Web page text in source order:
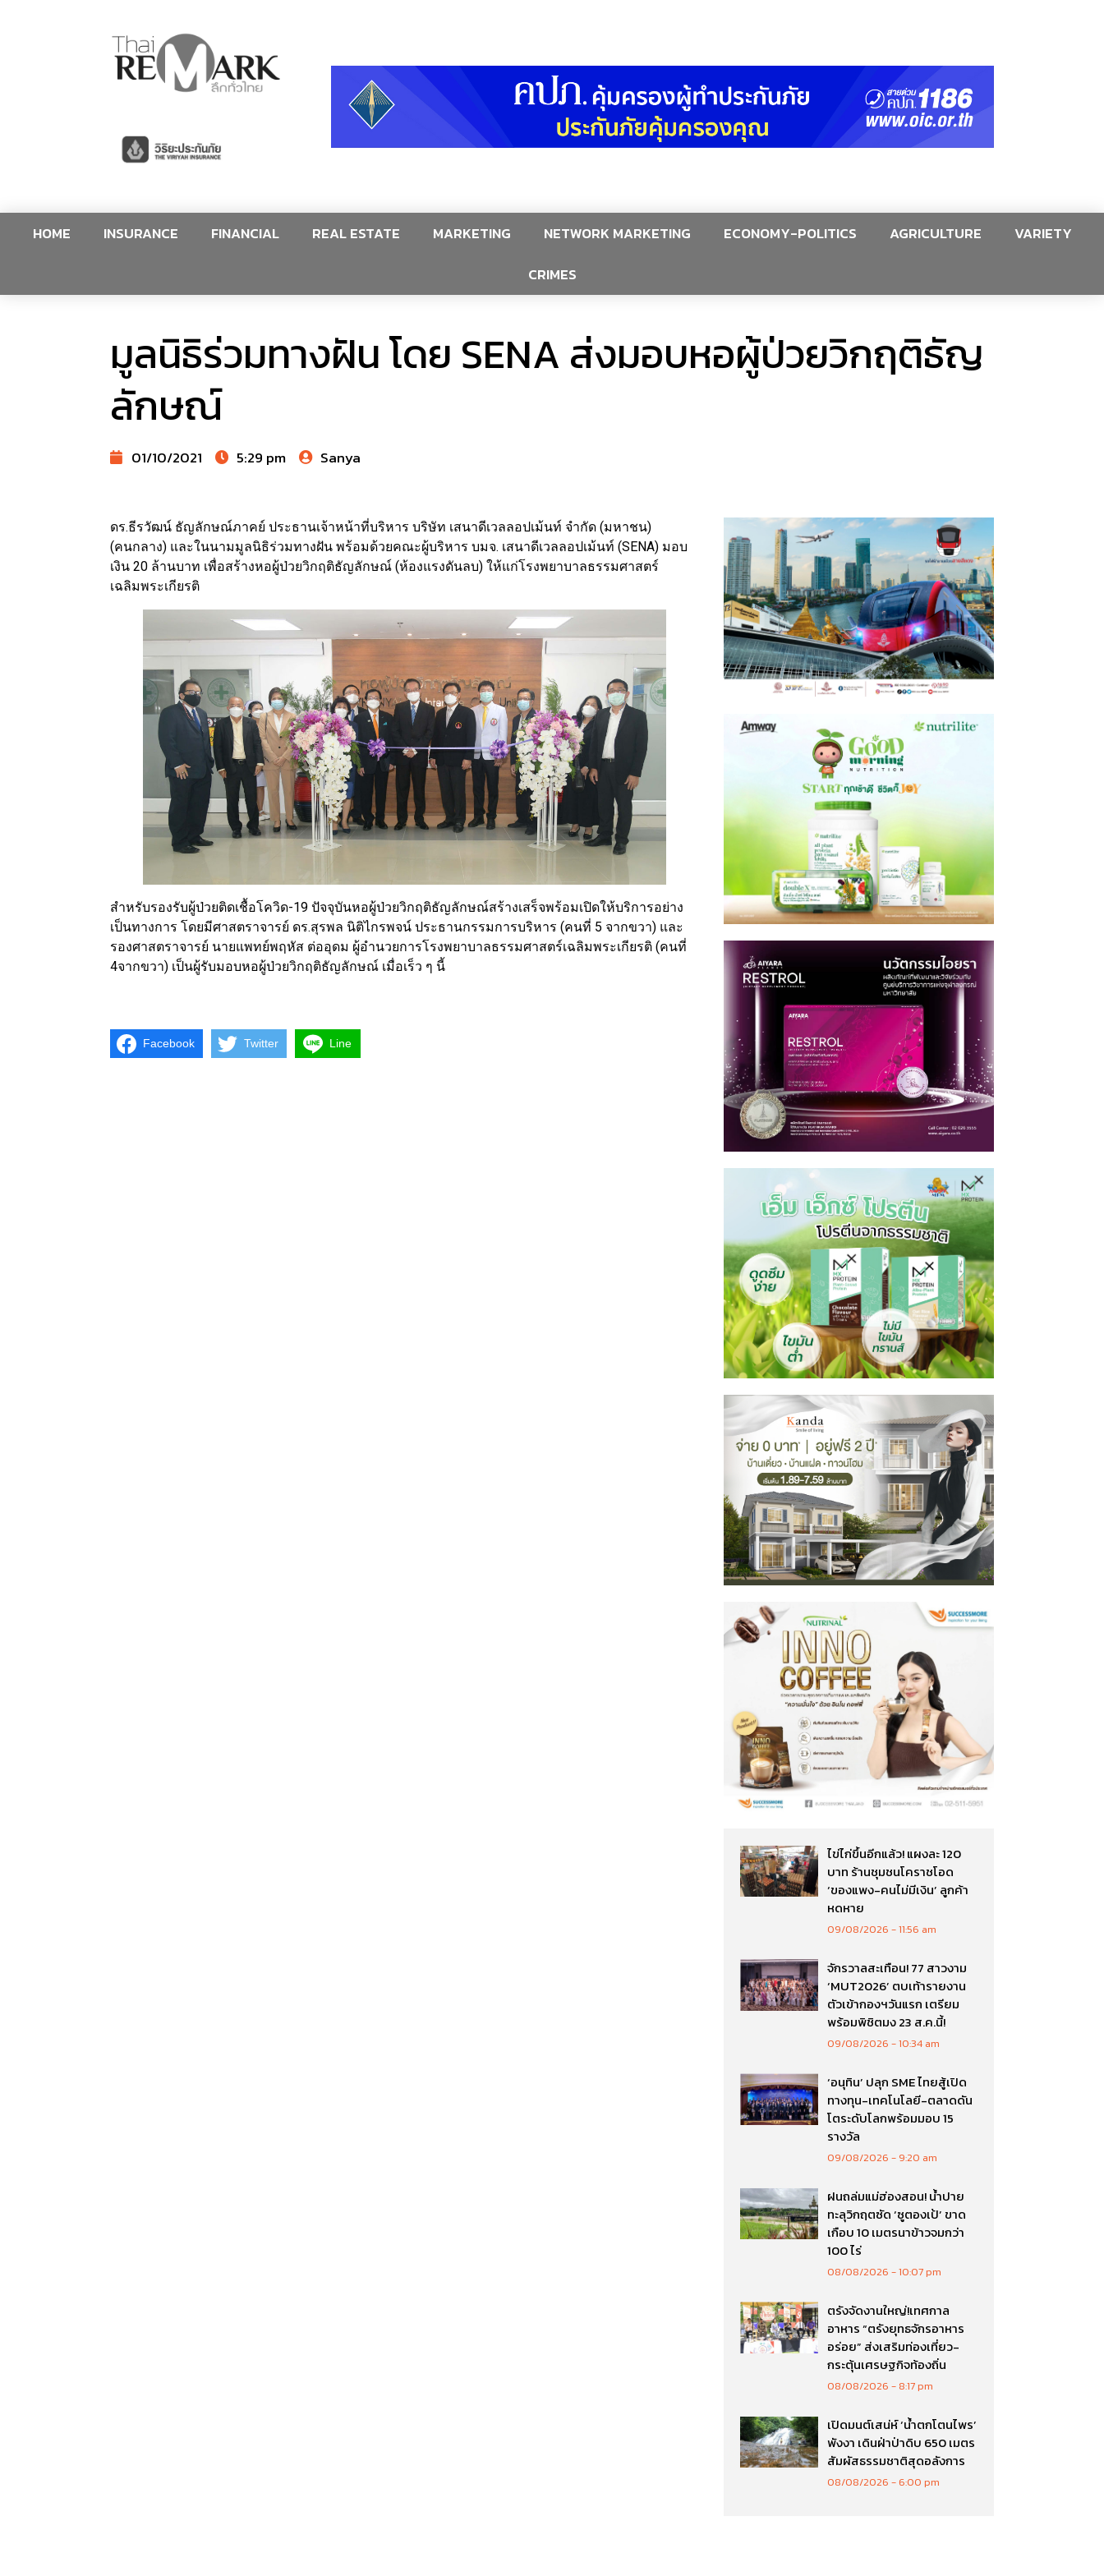
HOME INSURANCE FINANCIAL REAL ESTATE MARKETING NETWORK MARKETING ECONOMY-POLITICS AGRICULTURE
VARIETY
CRIMES
มูลนิธิร่วมทางฝัน โดย SENA ส่งมอบหอผู้ป่วยวิกฤติธัญ
ลักษณ์
01/10/2021 5:29 pm Sanya
ดร.ธีรวัฒน์ ธัญลักษณ์ภาคย์ ประธานเจ้าหน้าที่บริหาร บริษัท เสนาดีเวลลอปเม้นท์ จำกัด (มหาชน)
(คนกลาง) และในนามมูลนิธิร่วมทางฝัน พร้อมด้วยคณะผู้บริหาร บมจ. เสนาดีเวลลอปเม้นท์ (SENA) มอบ
เงิน 20 ล้านบาท เพื่อสร้างหอผู้ป่วยวิกฤติธัญลักษณ์ (ห้องแรงดันลบ) ให้แก่โรงพยาบาลธรรมศาสตร์
เฉลิมพระเกียรติ
สำหรับรองรับผู้ป่วยติดเชื้อโควิด-19 ปัจจุบันหอผู้ป่วยวิกฤติธัญลักษณ์สร้างเสร็จพร้อมเปิดให้บริการอย่าง
เป็นทางการ โดยมีศาสตราจารย์ ดร.สุรพล นิติไกรพจน์ ประธานกรรมการบริหาร (คนที่ 5 จากขวา) และ
รองศาสตราจารย์ นายแพทย์พฤหัส ต่ออุดม ผู้อำนวยการโรงพยาบาลธรรมศาสตร์เฉลิมพระเกียรติ (คนที่
4จากขวา) เป็นผู้รับมอบหอผู้ป่วยวิกฤติธัญลักษณ์ เมื่อเร็ว ๆ นี้
Facebook Twitter Line
ไข่ไก่ขึ้นอีกแล้ว! แผงละ 120
บาท ร้านชุมชนโคราชโอด
‘ของแพง-คนไม่มีเงิน’ ลูกค้า
หดหาย
09/08/2026 11:56 am
จักรวาลสะเทือน! 77 สาวงาม
‘MUT2026’ ตบเท้ารายงาน
ตัวเข้ากองฯวันแรก เตรียม
พร้อมพิชิตมง 23 ส.ค.นี้!
09/08/2026 10:34 am
‘อนุทิน’ ปลุก SME ไทยสู้เปิด
ทางทุน-เทคโนโลยี-ตลาดดัน
โตระดับโลกพร้อมมอบ 15
รางวัล
09/08/2026 9:20 am
ฝนถล่มแม่ฮ่องสอน! น้ำปาย
ทะลุวิกฤตซัด ‘ซูตองเป้’ ขาด
เกือบ 10 เมตรนาข้าวจมกว่า
100 ไร่
08/08/2026 10:07 pm
ตรังจัดงานใหญ่!เทศกาล
อาหาร “ตรังยุทธจักรอาหาร
อร่อย” ส่งเสริมท่องเที่ยว-
กระตุ้นเศรษฐกิจท้องถิ่น
08/08/2026 8:17 pm
เปิดมนต์เสน่ห์ ‘น้ำตกโตนไพร’
พังงา เดินฝ่าป่าดิบ 650 เมตร
สัมผัสธรรมชาติสุดอลังการ
08/08/2026 6:00 pm